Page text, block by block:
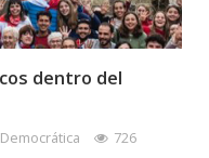
dentro del
726